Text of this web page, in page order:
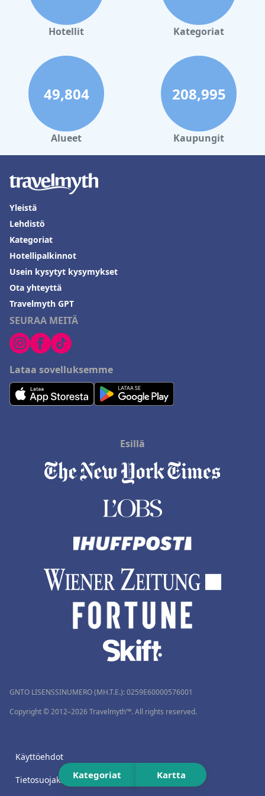
Kategoriat Kartta
Hotellit Kategoriat
49,804
Alueet
208,995
Kaupungit
SEURAA MEITÄ
Lataa sovelluksemme
Yleistä
Lehdistö
Kategoriat
Hotellipalkinnot
Usein kysytyt kysymykset
Ota yhteyttä
Travelmyth GPT
Esillä
GNTO LISENSSINUMERO (MH.T.E.): 0259Ε60000576001
Copyright © 2012–2026 Travelmyth™. All rights reserved.
Käyttöehdot
Tietosuojakäytäntö